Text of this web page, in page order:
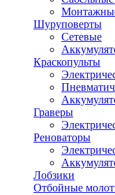
Шуруповерты
Сетевые
Краскопульты
Граверы
Реноваторы
Лобзики
Отбойные